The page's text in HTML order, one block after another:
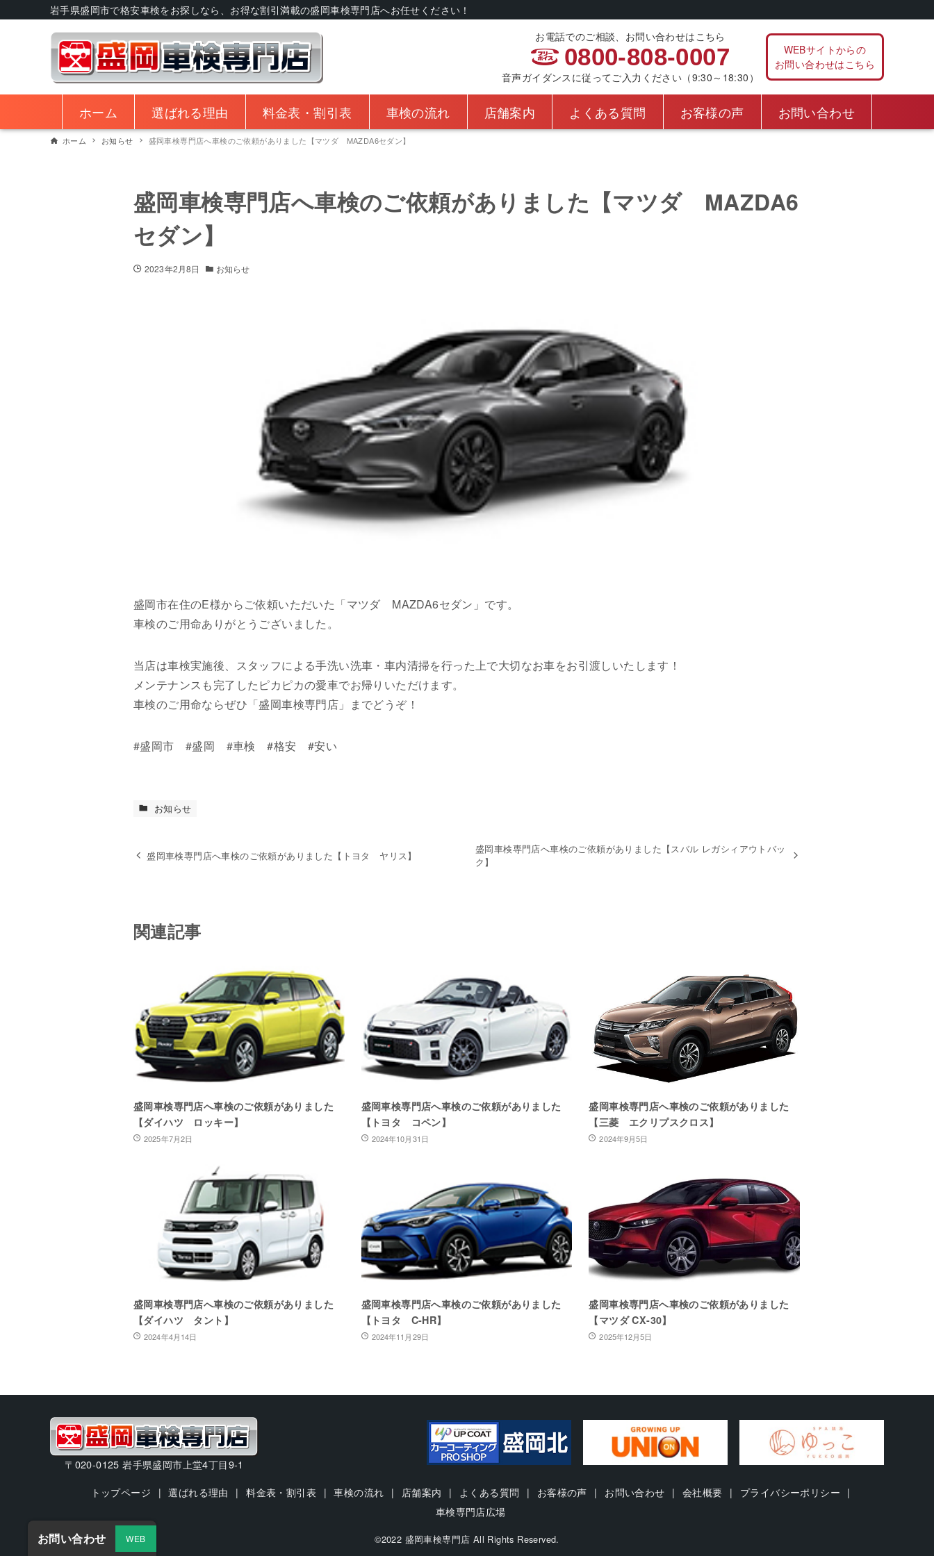
岩手県盛岡市で格安車検をお探しなら、お得な割引満載の盛岡車検専門店へお任せください！
お電話でのご相談、お問い合わせはこちら
0800-808-0007
音声ガイダンスに従ってご入力ください（9:30～18:30）
WEBサイトからの
お問い合わせはこちら
お問い合わせ WEB
ホーム 選ばれる理由 料金表・割引表 車検の流れ 店舗案内 よくある質問 お客様の声 お問い合わせ
ホーム お知らせ 盛岡車検専門店へ車検のご依頼がありました【マツダ MAZDA6セダン】
盛岡車検専門店へ車検のご依頼がありました【マツダ MAZDA6
セダン】
2023年2月8日 お知らせ
盛岡市在住のE様からご依頼いただいた「マツダ MAZDA6セダン」です。
車検のご用命ありがとうございました。
当店は車検実施後、スタッフによる手洗い洗車・車内清掃を行った上で大切なお車をお引渡しいたします！
メンテナンスも完了したピカピカの愛車でお帰りいただけます。
車検のご用命ならぜひ「盛岡車検専門店」までどうぞ！
#盛岡市 #盛岡 #車検 #格安 #安い
お知らせ
盛岡車検専門店へ車検のご依頼がありました【トヨタ ヤリス】
盛岡車検専門店へ車検のご依頼がありました【スバル レガシィアウトバッ
ク】
関連記事
盛岡車検専門店へ車検のご依頼がありました
【ダイハツ ロッキー】
2025年7月2日
盛岡車検専門店へ車検のご依頼がありました
【トヨタ コペン】
2024年10月31日
盛岡車検専門店へ車検のご依頼がありました
【三菱 エクリプスクロス】
2024年9月5日
盛岡車検専門店へ車検のご依頼がありました
【ダイハツ タント】
2024年4月14日
盛岡車検専門店へ車検のご依頼がありました
【トヨタ C-HR】
2024年11月29日
盛岡車検専門店へ車検のご依頼がありました
【マツダ CX-30】
2025年12月5日
〒020-0125 岩手県盛岡市上堂4丁目9-1
トップページ 選ばれる理由 料金表・割引表 車検の流れ 店舗案内 よくある質問 お客様の声 お問い合わせ 会社概要
プライバシーポリシー
車検専門店広場
©2022 盛岡車検専門店 All Rights Reserved.